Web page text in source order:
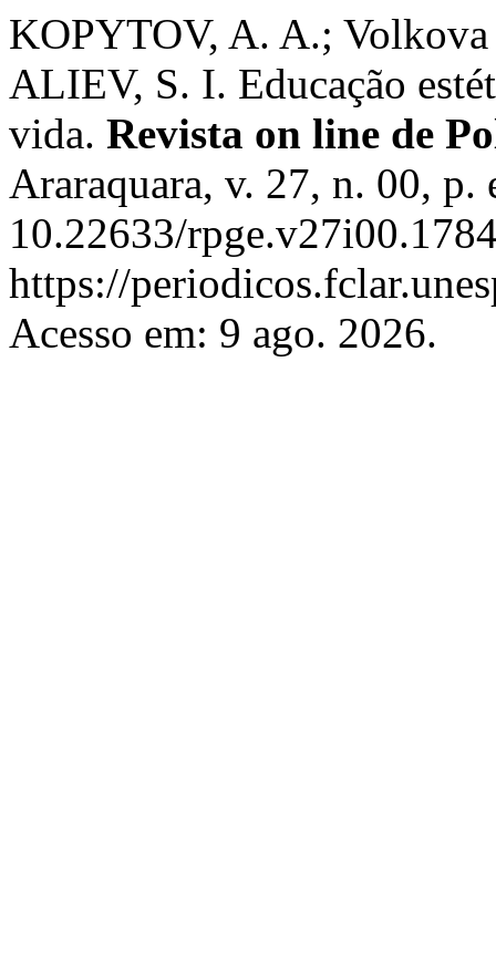
KOPYTOV, A. A.;
ALIEV, S. I. Educação
vida. Revista on line de
Araraquara, v. 27, n. 00,
10.22633/
https://
Acesso em: 9 ago. 2026.